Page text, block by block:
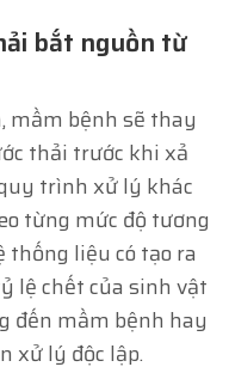
bắt nguồn từ
mầm bệnh sẽ thay
thải trước khi xả
trình xử lý khác
từng mức độ tương
thống liệu có tạo ra
lệ chết của sinh vật
đến mầm bệnh hay
xử lý độc lập.